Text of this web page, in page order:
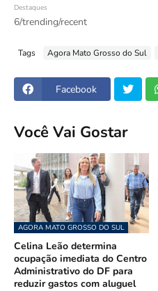
Destaques
6/trending/recent
Tags Agora Mato Grosso do Sul
Facebook
Você Vai Gostar
AGORA MATO GROSSO DO SUL
Celina Leão determina
ocupação imediata do Centro
Administrativo do DF para
reduzir gastos com aluguel